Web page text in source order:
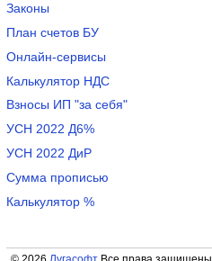
Законы
План счетов БУ
Онлайн-сервисы
Калькулятор НДС
Взносы ИП "за себя"
УСН 2022 Д6%
УСН 2022 ДиР
Сумма прописью
Калькулятор %